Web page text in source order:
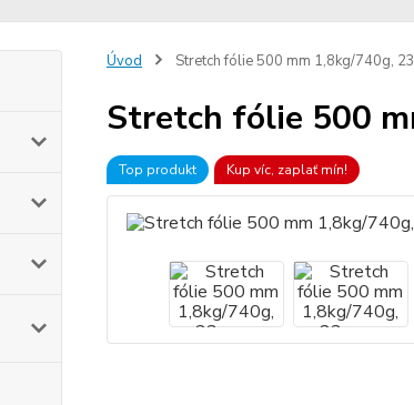
Úvod Stretch fólie 500 mm 1,8kg/740g,
Stretch fólie 500
Top produkt Kup víc, zaplať mín!